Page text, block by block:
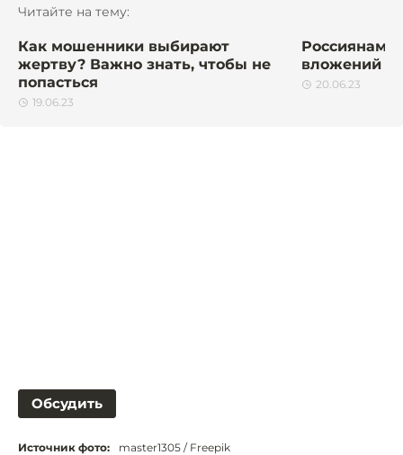
Читайте на тему:
Как мошенники выбирают
жертву? Важно знать, чтобы не
попасться
19.06.23
Россиянам
вложений
20.06.23
Обсудить
Источник фото: master1305 / Freepik